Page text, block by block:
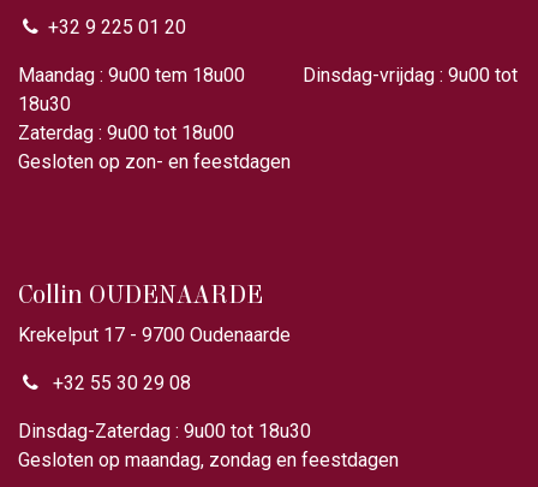
+32 9 225 01 20
Maandag : 9u00 tem 18u00 Dinsdag-vrijdag : 9u00 tot
18u30
Zaterdag : 9u00 tot 18u00
Gesloten op zon- en feestdagen
Collin OUDENAARDE
Krekelput 17 - 9700 Oudenaarde
+32 55 30 29 08
Dinsdag-Zaterdag : 9u00 tot 18u30
Gesloten op maandag, zondag en feestdagen